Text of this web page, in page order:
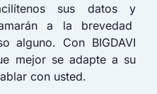
sus datos y
a la brevedad
alguno. Con BIGDAVI
mejor se adapte a su
con usted.